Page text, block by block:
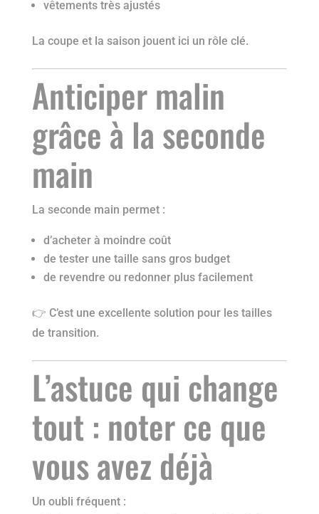
vêtements très ajustés
La coupe et la saison jouent ici un rôle clé.
Anticiper malin
grâce à la seconde
main
La seconde main permet :
d’acheter à moindre coût
de tester une taille sans gros budget
de revendre ou redonner plus facilement
👉 C’est une excellente solution pour les tailles
de transition.
L’astuce qui change
tout : noter ce que
vous avez déjà
Un oubli fréquent :